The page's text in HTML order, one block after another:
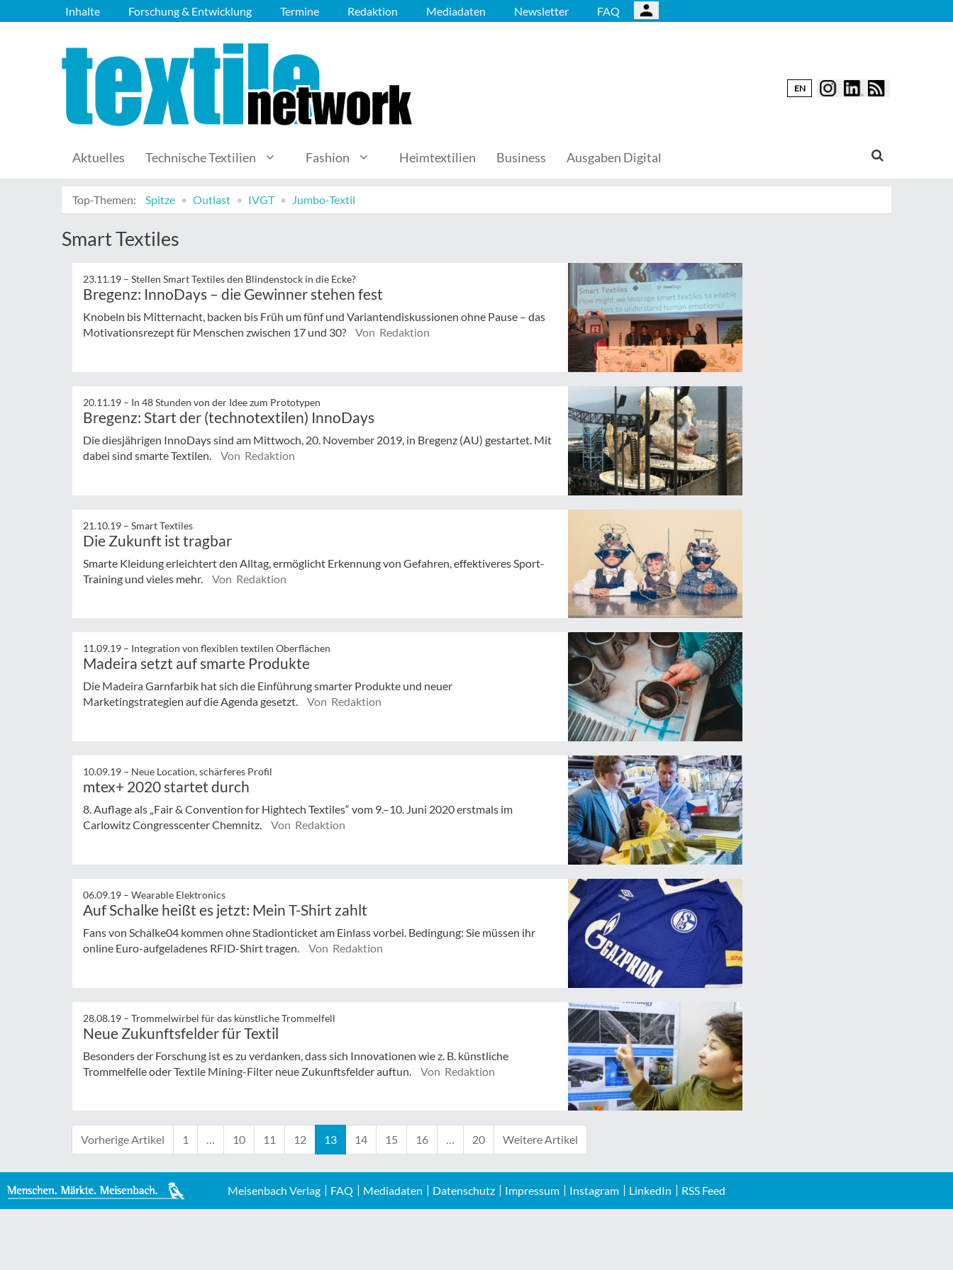
Inhalte Forschung & Entwicklung Termine Redaktion Mediadaten Newsletter FAQ
EN
Aktuelles Technische Textilien Fashion Heimtextilien Business Ausgaben Digital
Top-Themen: Spitze Outlast IVGT Jumbo-Textil
Smart Textiles
23.11.19 – Stellen Smart Textiles den Blindenstock in die Ecke?
Bregenz: InnoDays – die Gewinner stehen fest
Knobeln bis Mitternacht, backen bis Früh um fünf und Variantendiskussionen ohne Pause – das
Motivationsrezept für Menschen zwischen 17 und 30?
Von Redaktion
20.11.19 – In 48 Stunden von der Idee zum Prototypen
Bregenz: Start der (technotextilen) InnoDays
Die diesjährigen InnoDays sind am Mittwoch, 20. November 2019, in Bregenz (AU) gestartet. Mit
dabei sind smarte Textilen.
Von Redaktion
21.10.19 – Smart Textiles
Die Zukunft ist tragbar
Smarte Kleidung erleichtert den Alltag, ermöglicht Erkennung von Gefahren, effektiveres Sport-
Training und vieles mehr.
Von Redaktion
11.09.19 – Integration von flexiblen textilen Oberflächen
Madeira setzt auf smarte Produkte
Die Madeira Garnfarbik hat sich die Einführung smarter Produkte und neuer
Marketingstrategien auf die Agenda gesetzt.
Von Redaktion
10.09.19 – Neue Location, schärferes Profil
mtex+ 2020 startet durch
8. Auflage als „Fair & Convention for Hightech Textiles“ vom 9.–10. Juni 2020 erstmals im
Carlowitz Congresscenter Chemnitz.
Von Redaktion
06.09.19 – Wearable Elektronics
Auf Schalke heißt es jetzt: Mein T-Shirt zahlt
Fans von Schalke04 kommen ohne Stadionticket am Einlass vorbei. Bedingung: Sie müssen ihr
online Euro-aufgeladenes RFID-Shirt tragen.
Von Redaktion
28.08.19 – Trommelwirbel für das künstliche Trommelfell
Neue Zukunftsfelder für Textil
Besonders der Forschung ist es zu verdanken, dass sich Innovationen wie z. B. künstliche
Trommelfelle oder Textile Mining-Filter neue Zukunftsfelder auftun.
Von Redaktion
Vorherige Artikel 1 … 10 11 12 13 14 15 16 … 20 Weitere Artikel
Meisenbach Verlag FAQ Mediadaten Datenschutz Impressum Instagram LinkedIn RSS Feed